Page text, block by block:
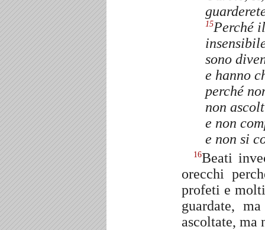
15Perché
sono
e hanno
perché
non
e non
e non si
16Beati
orecchi
profeti e
guardate,
ascoltate, ma